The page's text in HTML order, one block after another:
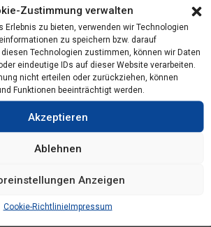
Zustimmung verwalten
Erlebnis zu bieten, verwenden wir Technologien
zu speichern bzw. darauf
Technologien zustimmen, können wir Daten
eindeutige IDs auf dieser Website verarbeiten.
nicht erteilen oder zurückziehen, können
Funktionen beeinträchtigt werden.
Akzeptieren
Ablehnen
Anzeigen
Cookie-RichtlinieImpressum